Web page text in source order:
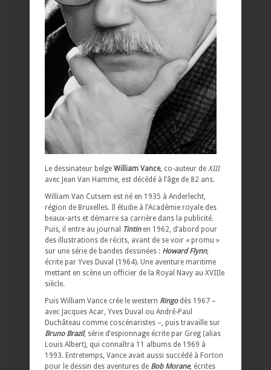
Le dessinateur belge William Vance, co-auteur de XIII
avec Jean Van Hamme, est décédé à l’âge de 82 ans.
William Van Cutsem est né en 1935 à Anderlecht,
région de Bruxelles. Il étudie à l’Académie royale des
beaux-arts et démarre sa carrière dans la publicité.
Puis, il entre au journal
Tintinen 1962, d’abord pour
des illustrations de récits, avant de se voir « promu »
sur une série de bandes dessinées : Howard Flynn,
écrite par Yves Duval (1964). Une aventure maritime
mettant en scène un officier de la Royal Navy au XVIIIe
siècle.
Puis William Vance crée le western Ringodès 1967 –
avec Jacques Acar, Yves Duval ou André-Paul
Duchâteau comme coscénaristes –, puis travaille sur
Bruno Brazil, série d’espionnage écrite par Greg (alias
Louis Albert), qui connaîtra 11 albums de 1969 à
1993. Entretemps, Vance avait aussi succédé à Forton
pour le dessin des aventures de Bob Morane, écrites